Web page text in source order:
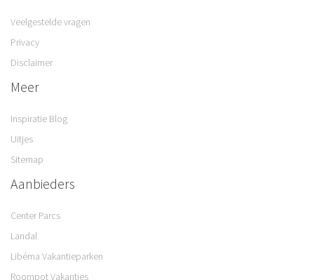
Veelgestelde vragen
Privacy
Disclaimer
Meer
Inspiratie Blog
Uitjes
Sitemap
Aanbieders
Center Parcs
Landal
Libéma Vakantieparken
Roompot Vakanties